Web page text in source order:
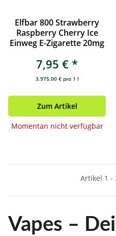
Elfbar 800 Strawberry
Raspberry Cherry Ice
Einweg E-Zigarette 20mg
7,95 € *
3.975,00 € pro 1 l
Zum Artikel
Momentan nicht verfügbar
Artikel 1 -
Vapes –